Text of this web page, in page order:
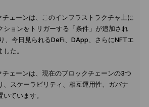
ェーンは、このインフラストラクチャ上に
ションをトリガーする「条件」が追加され
、今日見られるDeFi、DApp、さらにNFTエ
た。
ェーンは、現在のブロックチェーンの3つ
、スケーラビリティ、相互運用性、ガバナ
ています。